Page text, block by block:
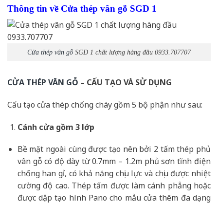
Thông tin về Cửa thép vân gỗ SGD 1
Cửa thép vân gỗ SGD 1 chất lượng hàng đầu 0933.707707
CỬA THÉP VÂN GỖ – CẤU TẠO VÀ SỬ DỤNG
Cấu tạo cửa thép chống cháy gồm 5 bộ phận như sau:
Cánh cửa gồm 3 lớp
Bề mặt ngoài cùng được tạo nên bởi 2 tấm thép phủ
vân gỗ có độ dày từ 0.7mm – 1.2m phủ sơn tĩnh điện
chống han gỉ, có khả năng chịu lực và chịu được nhiệt
cường độ cao. Thép tấm được làm cánh phẳng hoặc
được dập tạo hình Pano cho mẫu cửa thêm đa dạng